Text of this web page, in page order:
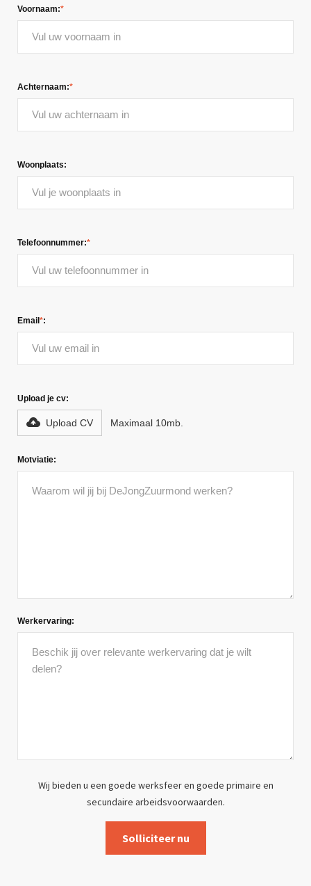
Voornaam:*
Achternaam:*
Woonplaats:
Telefoonnummer:*
Email*:
Upload je cv:
Upload CV Maximaal 10mb.
Motviatie:
Werkervaring:
Wij bieden u een goede werksfeer en goede primaire en
secundaire arbeidsvoorwaarden.